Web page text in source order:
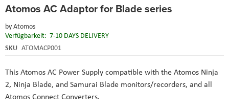
Atomos AC Adaptor for Blade series
byAtomos
Verfügbarkeit: 7-10 DAYS DELIVERY
SKU ATOMACP001
This Atomos AC Power Supply compatible with the Atomos Ninja
2, Ninja Blade, and Samurai Blade monitors/recorders, and all
Atomos Connect Converters.
to
beginning
of
the